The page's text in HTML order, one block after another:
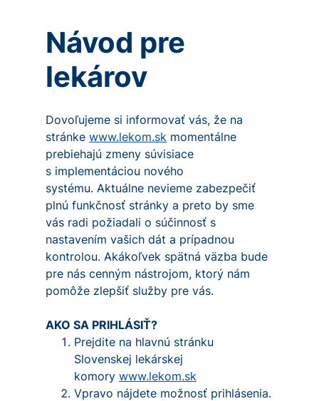
Návod pre
lekárov
Dovoľujeme si informovať vás, že na
stránke www.lekom.sk momentálne
prebiehajú zmeny súvisiace
s implementáciou nového
systému. Aktuálne nevieme zabezpečiť
plnú funkčnosť stránky a preto by sme
vás radi požiadali o súčinnosť s
nastavením vašich dát a prípadnou
kontrolou. Akákoľvek spätná väzba bude
pre nás cenným nástrojom, ktorý nám
pomôže zlepšiť služby pre vás.
AKO SA PRIHLÁSIŤ?
Prejdite na hlavnú stránku
Slovenskej lekárskej
komory www.lekom.sk
Vpravo nájdete možnosť prihlásenia.